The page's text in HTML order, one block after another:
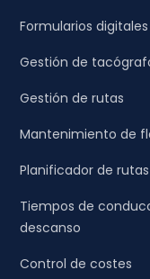
Formularios digitales
Gestión de
Gestión de rutas
Mantenimiento de
Planificador de rutas
Tiempos de
descanso
Control de costes